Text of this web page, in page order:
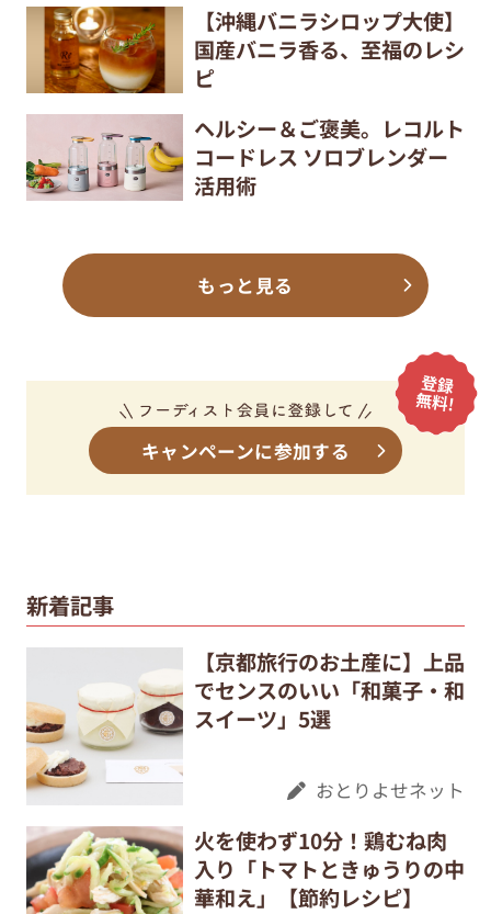
【沖縄バニラシロップ大使】
国産バニラ香る、至福のレシ
ピ
ヘルシー＆ご褒美。レコルト
コードレス ソロブレンダー
活用術
もっと見る
キャンペーンに参加する
新着記事
【京都旅行のお土産に】上品
でセンスのいい「和菓子・和
スイーツ」5選
おとりよせネット
火を使わず10分！鶏むね肉
入り「トマトときゅうりの中
華和え」【節約レシピ】